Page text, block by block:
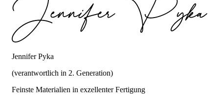
Jennifer Pyka
(verantwortlich in 2. Generation)
Feinste Materialien in exzellenter Fertigung